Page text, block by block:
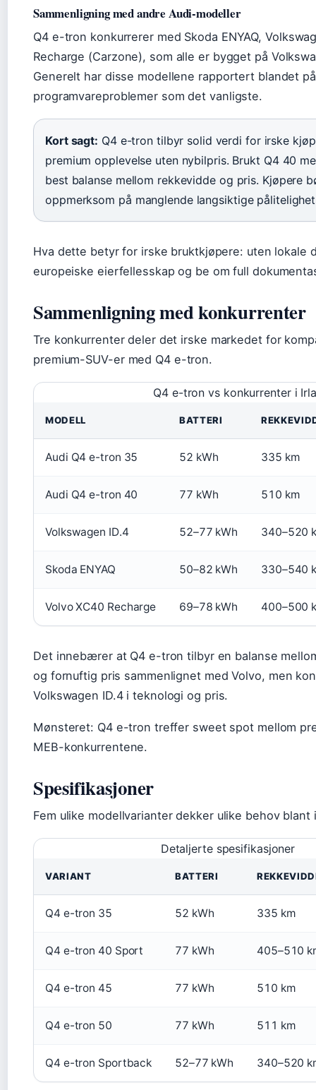
Sammenligning med andre Audi-modeller
Q4 e-tron konkurrerer med Skoda ENYAQ,
Recharge (Carzone), som alle er bygget på
Generelt har disse modellene rapportert blandet
programvareproblemer som det vanligste.
Kort sagt: Q4 e-tron tilbyr solid verdi for irske
premium opplevelse uten nybilpris. Brukt Q4 40
best balanse mellom rekkevidde og pris. Kjøpere
oppmerksom på manglende langsiktige
Hva dette betyr for irske bruktkjøpere: uten lokale
europeiske eierfellesskap og be om full
Sammenligning med konkurrenter
Tre konkurrenter deler det irske markedet for
premium-SUV-er med Q4 e-tron.
Q4 e-tron vs konkurrenter i
MODELL BATTERI
Audi Q4 e-tron 35 52 kWh 335 km
Audi Q4 e-tron 40 77 kWh 510 km
Volkswagen ID.4 52–77 kWh 340–520
Skoda ENYAQ 50–82 kWh 330–540
Volvo XC40 Recharge 69–78 kWh 400–500
Det innebærer at Q4 e-tron tilbyr en balanse
og fornuftig pris sammenlignet med Volvo, men
Volkswagen ID.4 i teknologi og pris.
Mønsteret: Q4 e-tron treffer sweet spot mellom
MEB-konkurrentene.
Spesifikasjoner
Fem ulike modellvarianter dekker ulike behov blant
Detaljerte spesifikasjoner
VARIANT BATTERI
Q4 e-tron 35 52 kWh 335 km
Q4 e-tron 40 Sport 77 kWh 405–510
Q4 e-tron 45 77 kWh 510 km
Q4 e-tron 50 77 kWh 511 km
Q4 e-tron Sportback 52–77 kWh 340–520